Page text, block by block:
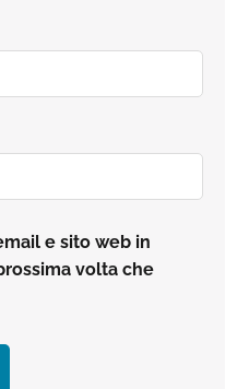
e sito web in
volta che